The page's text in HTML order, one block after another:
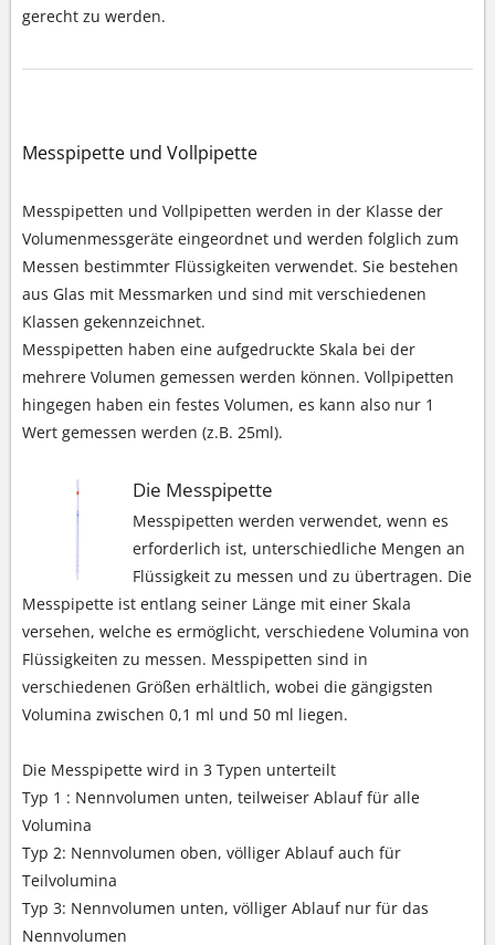
gerecht zu werden.
Messpipette und Vollpipette
Messpipetten und Vollpipetten werden in der Klasse der
Volumenmessgeräte eingeordnet und werden folglich zum
Messen bestimmter Flüssigkeiten verwendet. Sie bestehen
aus Glas mit Messmarken und sind mit verschiedenen
Klassen gekennzeichnet.
Messpipetten haben eine aufgedruckte Skala bei der
mehrere Volumen gemessen werden können. Vollpipetten
hingegen haben ein festes Volumen, es kann also nur 1
Wert gemessen werden (z.B. 25ml).
Die Messpipette
Messpipetten werden verwendet, wenn es
erforderlich ist, unterschiedliche Mengen an
Flüssigkeit zu messen und zu übertragen. Die
Messpipette ist entlang seiner Länge mit einer Skala
versehen, welche es ermöglicht, verschiedene Volumina von
Flüssigkeiten zu messen. Messpipetten sind in
verschiedenen Größen erhältlich, wobei die gängigsten
Volumina zwischen 0,1 ml und 50 ml liegen.
Die Messpipette wird in 3 Typen unterteilt
Typ 1 : Nennvolumen unten, teilweiser Ablauf für alle
Volumina
Typ 2: Nennvolumen oben, völliger Ablauf auch für
Teilvolumina
Typ 3: Nennvolumen unten, völliger Ablauf nur für das
Nennvolumen